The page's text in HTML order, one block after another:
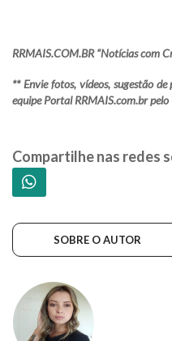
RRMAIS.COM.BR “Notícias com
** Envie fotos, vídeos, sugestão
equipe Portal RRMAIS.com.br
Compartilhe nas redes
SOBRE O AUTOR